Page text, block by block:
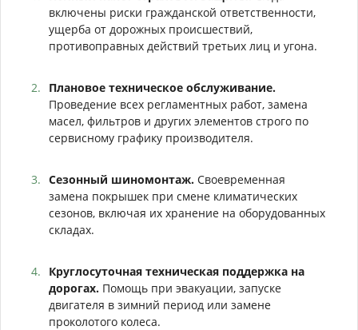
включены риски гражданской ответственности,
ущерба от дорожных происшествий,
противоправных действий третьих лиц и угона.
Плановое техническое обслуживание.
Проведение всех регламентных работ, замена
масел, фильтров и других элементов строго по
сервисному графику производителя.
Сезонный шиномонтаж. Своевременная
замена покрышек при смене климатических
сезонов, включая их хранение на оборудованных
складах.
Круглосуточная техническая поддержка на
дорогах. Помощь при эвакуации, запуске
двигателя в зимний период или замене
проколотого колеса.